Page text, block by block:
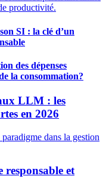
productivité.
SI : la clé d’un
des dépenses
la consommation?
LLM : les
en 2026
dans la gestion
et